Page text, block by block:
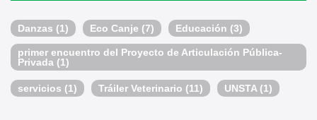
Danzas (1) Eco Canje (7) Educación (3)
primer encuentro del Proyecto de Articulación Pública-
Privada (1)
servicios (1) Tráiler Veterinario (11) UNSTA (1)